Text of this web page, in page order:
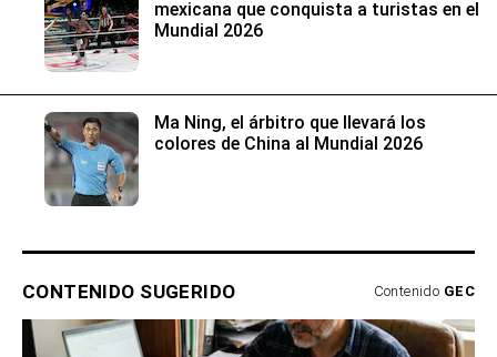
mexicana que conquista a turistas en el
Mundial 2026
Ma Ning, el árbitro que llevará los
colores de China al Mundial 2026
CONTENIDO SUGERIDO Contenido GEC